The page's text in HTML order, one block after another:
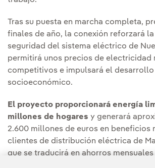
Tras su puesta en marcha completa,
finales de año, la conexión reforzará
seguridad del sistema eléctrico de
permitirá unos precios de electricidad
competitivos e impulsará el desarrollo
socioeconómico.
El proyecto proporcionará energía
millones de hogares y generará
2.600 millones de euros en beneficios
clientes de distribución eléctrica de
que se traducirá en ahorros